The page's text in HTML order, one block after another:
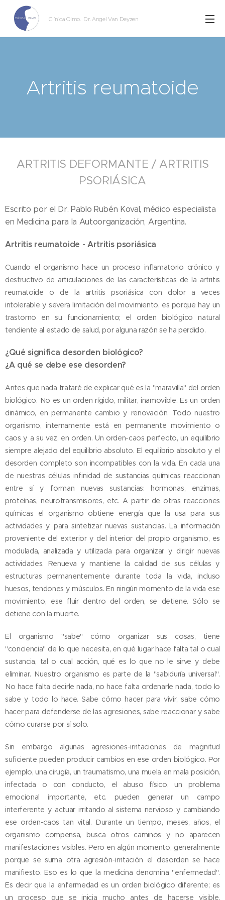
Clínica Olmo. Dr. Angel Van Deyzen
Artritis reumatoide
ARTRITIS DEFORMANTE / ARTRITIS
PSORIÁSICA
Escrito por el Dr. Pablo Rubén Koval, médico especialista
en Medicina para la Autoorganización, Argentina.
Artritis reumatoide - Artritis psoriásica
Cuando el organismo hace un proceso inflamatorio crónico y
destructivo de articulaciones de las características de la artritis
reumatoide o de la artritis psoriásica con dolor a veces
intolerable y severa limitación del movimiento, es porque hay un
trastorno en su funcionamiento; el orden biológico natural
tendiente al estado de salud, por alguna razón se ha perdido.
¿Qué significa desorden biológico?
¿A qué se debe ese desorden?
Antes que nada trataré de explicar qué es la "maravilla" del orden
biológico. No es un orden rígido, militar, inamovible. Es un orden
dinámico, en permanente cambio y renovación. Todo nuestro
organismo, internamente está en permanente movimiento o
caos y a su vez, en orden. Un orden-caos perfecto, un equilibrio
siempre alejado del equilibrio absoluto. El equilibrio absoluto y el
desorden completo son incompatibles con la vida. En cada una
de nuestras células infinidad de sustancias químicas reaccionan
entre sí y forman nuevas sustancias: hormonas, enzimas,
proteínas, neurotransmisores, etc. A partir de otras reacciones
químicas el organismo obtiene energía que la usa para sus
actividades y para sintetizar nuevas sustancias. La información
proveniente del exterior y del interior del propio organismo, es
modulada, analizada y utilizada para organizar y dirigir nuevas
actividades. Renueva y mantiene la calidad de sus células y
estructuras permanentemente durante toda la vida, incluso
huesos, tendones y músculos. En ningún momento de la vida ese
movimiento, ese fluir dentro del orden, se detiene. Sólo se
detiene con la muerte.
El organismo "sabe" cómo organizar sus cosas, tiene
"conciencia" de lo que necesita, en qué lugar hace falta tal o cual
sustancia, tal o cual acción, qué es lo que no le sirve y debe
eliminar. Nuestro organismo es parte de la "sabiduría universal".
No hace falta decirle nada, no hace falta ordenarle nada, todo lo
sabe y todo lo hace. Sabe cómo hacer para vivir, sabe cómo
hacer para defenderse de las agresiones, sabe reaccionar y sabe
cómo curarse por sí solo.
Sin embargo algunas agresiones-irritaciones de magnitud
suficiente pueden producir cambios en ese orden biológico. Por
ejemplo, una cirugía, un traumatismo, una muela en mala posición,
infectada o con conducto, el abuso físico, un problema
emocional importante, etc. pueden generar un campo
interferente y actuar irritando al sistema nervioso y cambiando
ese orden-caos tan vital. Durante un tiempo, meses, años, el
organismo compensa, busca otros caminos y no aparecen
manifestaciones visibles. Pero en algún momento, generalmente
porque se suma otra agresión-irritación el desorden se hace
manifiesto. Eso es lo que la medicina denomina "enfermedad".
Es decir que la enfermedad es un orden biológico diferente; es
un proceso que se inicia mucho antes de hacerse visible,